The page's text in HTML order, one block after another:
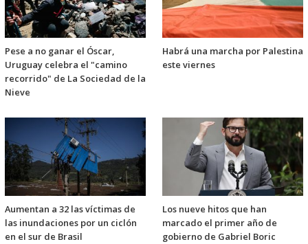
Pese a no ganar el Óscar,
Uruguay celebra el "camino
recorrido" de La Sociedad de la
Nieve
Habrá una marcha por Palestina
este viernes
Aumentan a 32 las víctimas de
las inundaciones por un ciclón
en el sur de Brasil
Los nueve hitos que han
marcado el primer año de
gobierno de Gabriel Boric